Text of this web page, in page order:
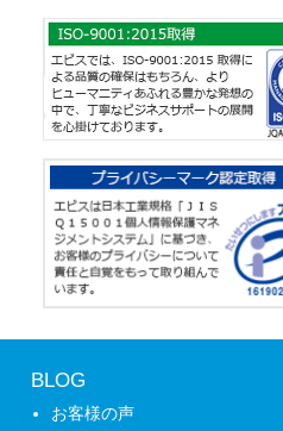
BLOG
お客様の声